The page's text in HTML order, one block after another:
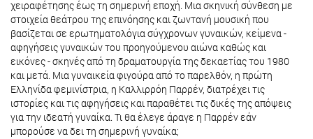
χειραφέτησης έως τη σημερινή εποχή. Μια σκηνική σύνθεση με
στοιχεία θεάτρου της επινόησης και ζωντανή μουσική που
βασίζεται σε ερωτηματολόγια σύγχρονων γυναικών, κείμενα -
αφηγήσεις γυναικών του προηγούμενου αιώνα καθώς και
εικόνες - σκηνές από τη δραματουργία της δεκαετίας του 1980
και μετά. Μια γυναικεία φιγούρα από το παρελθόν, η πρώτη
Ελληνίδα φεμινίστρια, η Καλλιρρόη Παρρέν, διατρέχει τις
ιστορίες και τις αφηγήσεις και παραθέτει τις δικές της απόψεις
για την ιδεατή γυναίκα. Τι θα έλεγε άραγε η Παρρέν εάν
μπορούσε να δει τη σημερινή γυναίκα;